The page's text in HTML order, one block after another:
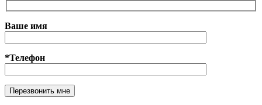
Ваше имя
*Телефон
Оставьте это поле пустым.